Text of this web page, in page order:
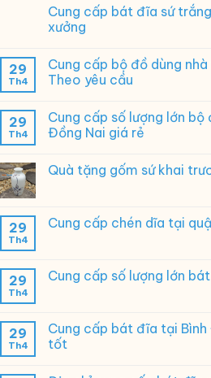
Cung cấp bát đĩa sứ
xưởng
29
Th4
Cung cấp bộ đồ dùng
Theo yêu cầu
29
Th4
Cung cấp số lượng lớn
Đồng Nai giá rẻ
Quà tặng gốm sứ khai
29
Th4
Cung cấp chén dĩa tại
29
Th4
Cung cấp số lượng lớn
29
Th4
Cung cấp bát đĩa tại
tốt